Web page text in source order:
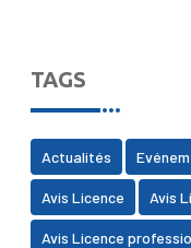
TAGS
Actualités
Avis Licence Avis
Avis Licence